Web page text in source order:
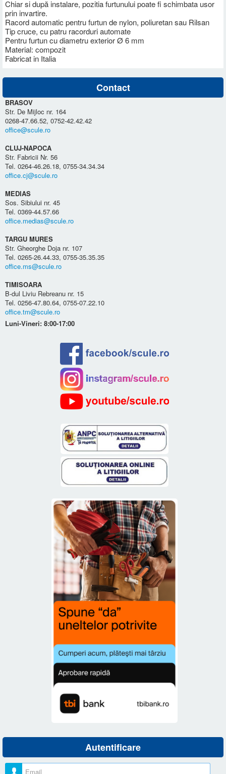
Chiar si după instalare, pozitia furtunului poate fi schimbata usor
prin invartire.
Racord automatic pentru furtun de nylon, poliuretan sau Rilsan
Tip cruce, cu patru racorduri automate
Pentru furtun cu diametru exterior Ø 6 mm
Material: compozit
Fabricat in Italia
Contact
BRASOV
Str. De Mijloc nr. 164
0268-47.66.52, 0752-42.42.42
office@scule.ro
CLUJ-NAPOCA
Str. Fabricii Nr. 56
Tel. 0264-46.26.18, 0755-34.34.34
office.cj@scule.ro
MEDIAS
Sos. Sibiului nr. 45
Tel. 0369-44.57.66
office.medias@scule.ro
TARGU MURES
Str. Gheorghe Doja nr. 107
Tel. 0265-26.44.33, 0755-35.35.35
office.ms@scule.ro
TIMISOARA
B-dul Liviu Rebreanu nr. 15
Tel. 0256-47.80.64, 0755-07.22.10
office.tm@scule.ro
Luni-Vineri: 8:00-17:00
Autentificare
Nume utilizator